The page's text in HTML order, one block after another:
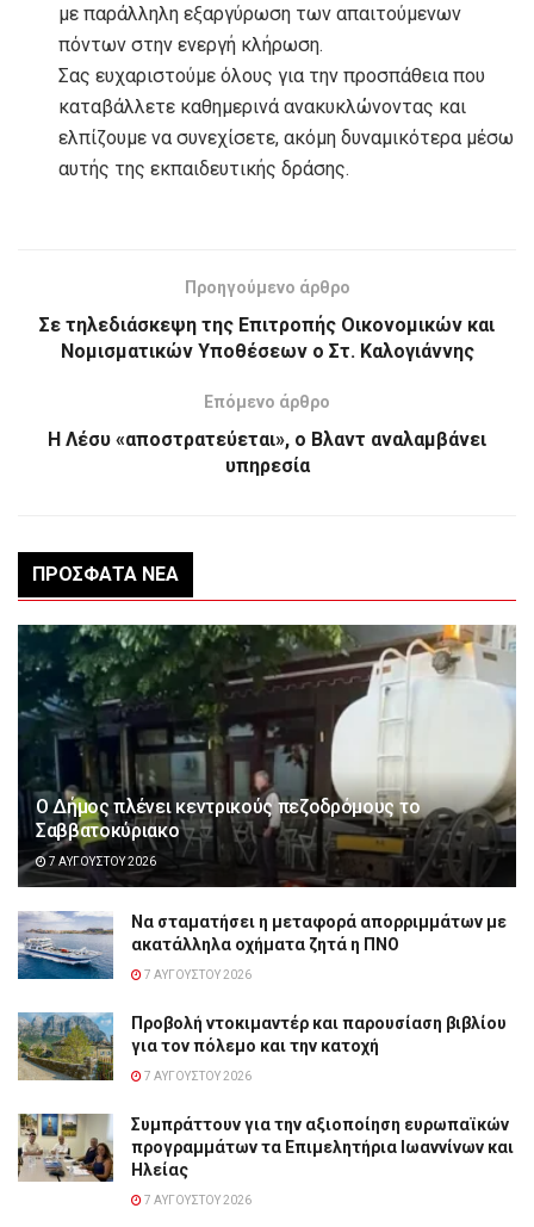
με παράλληλη εξαργύρωση των απαιτούμενων
πόντων στην ενεργή κλήρωση.
Σας ευχαριστούμε όλους για την προσπάθεια που
καταβάλλετε καθημερινά ανακυκλώνοντας και
ελπίζουμε να συνεχίσετε, ακόμη δυναμικότερα μέσω
αυτής της εκπαιδευτικής δράσης.
Προηγούμενο άρθρο
Σε τηλεδιάσκεψη της Επιτροπής Οικονομικών και
Νομισματικών Υποθέσεων ο Στ. Καλογιάννης
Επόμενο άρθρο
Η Λέσυ «αποστρατεύεται», o Βλαντ αναλαμβάνει
υπηρεσία
ΠΡΌΣΦΑΤΑ ΝΈΑ
Ο Δήμος πλένει κεντρικούς πεζοδρόμους το
Σαββατοκύριακο
7 ΑΥΓΟΎΣΤΟΥ 2026
Να σταματήσει η μεταφορά απορριμμάτων με
ακατάλληλα οχήματα ζητά η ΠΝΟ
7 ΑΥΓΟΎΣΤΟΥ 2026
Προβολή ντοκιμαντέρ και παρουσίαση βιβλίου
για τον πόλεμο και την κατοχή
7 ΑΥΓΟΎΣΤΟΥ 2026
Συμπράττουν για την αξιοποίηση ευρωπαϊκών
προγραμμάτων τα Επιμελητήρια Ιωαννίνων και
Ηλείας
7 ΑΥΓΟΎΣΤΟΥ 2026